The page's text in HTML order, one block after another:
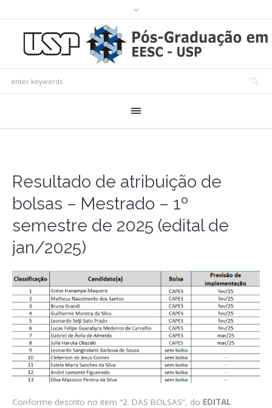
Resultado de atribuição de
bolsas – Mestrado – 1º
semestre de 2025 (edital de
jan/2025)
Conforme descrito no item “2. DAS BOLSAS”, do EDITAL